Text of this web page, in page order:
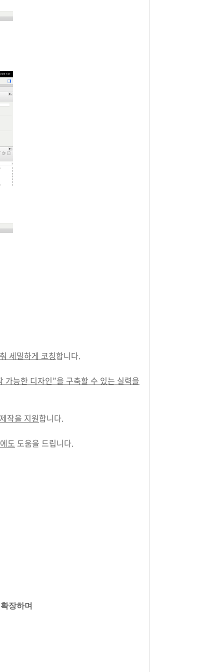
세밀하게 코칭합니다.
가능한 디자인”을 구축할 수 있는 실력을
작을 지원합니다.
도 도움을 드립니다.
장하며